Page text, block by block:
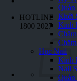
HOTLINE
1800 2027
Khởi
Kinh
Học Nail
Kinh
Nail